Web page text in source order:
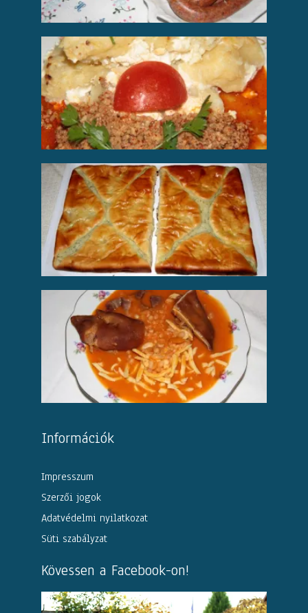
Információk
Impresszum
Szerzői jogok
Adatvédelmi nyilatkozat
Süti szabályzat
Kövessen a Facebook-on!